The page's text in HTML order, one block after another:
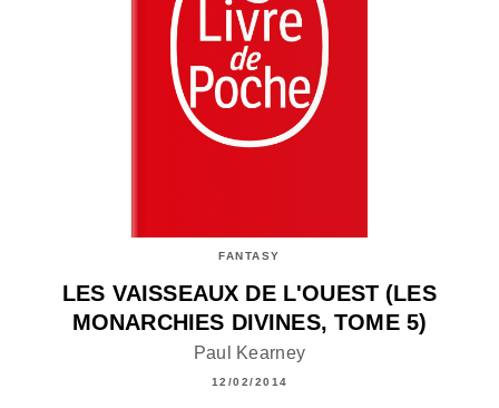
FANTASY
LES VAISSEAUX DE L'OUEST (LES
MONARCHIES DIVINES, TOME 5)
Paul Kearney
12/02/2014